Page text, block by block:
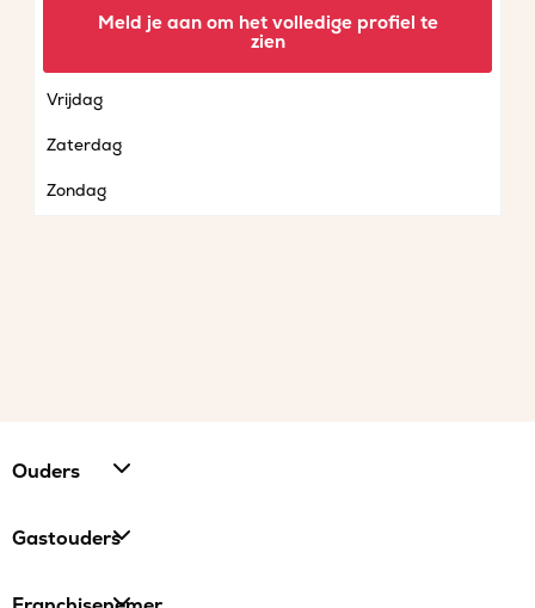
Vrijdag
Zaterdag
Zondag
Meld je aan om het volledige profiel te
zien
Ouders
Gastouders